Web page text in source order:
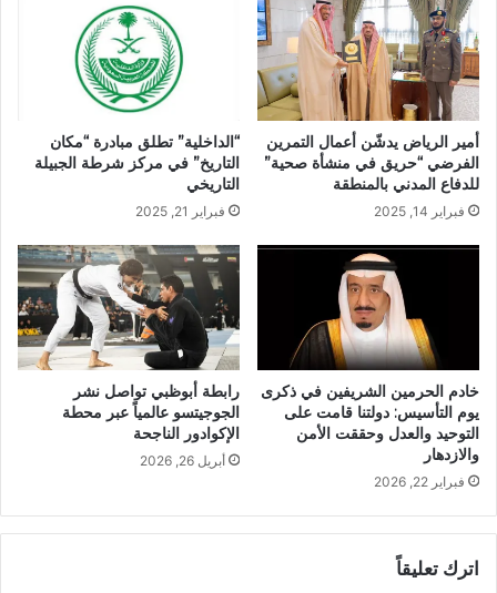
أمير الرياض يدشّن أعمال التمرين
الفرضي “حريق في منشأة صحية”
للدفاع المدني بالمنطقة
فبراير 14, 2025
“الداخلية” تطلق مبادرة “مكان
التاريخ” في مركز شرطة الجبيلة
التاريخي
فبراير 21, 2025
خادم الحرمين الشريفين في ذكرى
يوم التأسيس: دولتنا قامت على
التوحيد والعدل وحققت الأمن
والازدهار
فبراير 22, 2026
رابطة أبوظبي تواصل نشر
الجوجيتسو عالمياً عبر محطة
الإكوادور الناجحة
أبريل 26, 2026
اترك تعليقاً